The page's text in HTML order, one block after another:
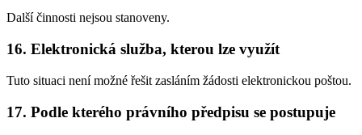
Další činnosti nejsou stanoveny.
16. Elektronická služba, kterou lze využít
Tuto situaci není možné řešit zasláním žádosti elektronickou poštou.
17. Podle kterého právního předpisu se postupuje